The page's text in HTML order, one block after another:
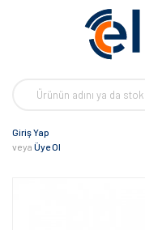
Giriş Yap
veya Üye Ol